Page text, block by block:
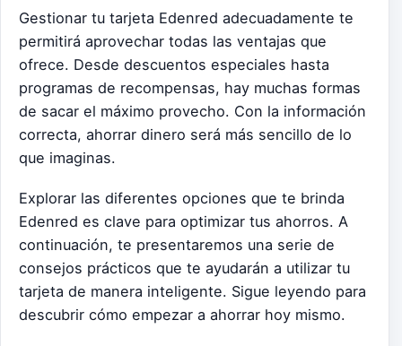
Gestionar tu tarjeta Edenred adecuadamente te
permitirá aprovechar todas las ventajas que
ofrece. Desde descuentos especiales hasta
programas de recompensas, hay muchas formas
de sacar el máximo provecho. Con la información
correcta, ahorrar dinero será más sencillo de lo
que imaginas.
Explorar las diferentes opciones que te brinda
Edenred es clave para optimizar tus ahorros. A
continuación, te presentaremos una serie de
consejos prácticos que te ayudarán a utilizar tu
tarjeta de manera inteligente. Sigue leyendo para
descubrir cómo empezar a ahorrar hoy mismo.